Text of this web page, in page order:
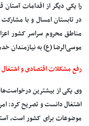
را یکی دیگر از اقدامات
مناطق محروم سراسر کشور
موسی‌الرضا (ع) به نیازمندان
رفع مشکلات اقتصادی و
وی یکی از بیشترین
اشتغال دانست و تصریح کرد:
موضوعات برای کشور است،